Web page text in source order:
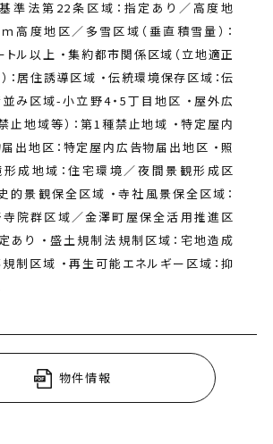
基準法第22条区域：指定あり／高度地
高度地区／多雪区域（垂直積雪量）：
トル以上 ・集約都市関係区域（立地適正
：居住誘導区域 ・伝統環境保存区域：伝
み区域-小立野4・5丁目地区 ・屋外広
止地域等）：第1種禁止地域 ・特定屋内
出地区：特定屋内広告物届出地区 ・照
成地域：住宅環境／夜間景観形成区
的景観保全区域 ・寺社風景保全区域：
院群区域／金澤町屋保全活用推進区
あり ・盛土規制法規制区域：宅地造成
制区域 ・再生可能エネルギー区域：抑
物件情報